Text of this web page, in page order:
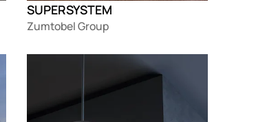
SUPERSYSTEM
Zumtobel Group